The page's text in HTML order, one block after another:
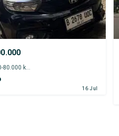
2019 - 75.000-80.000 km
16 Jul